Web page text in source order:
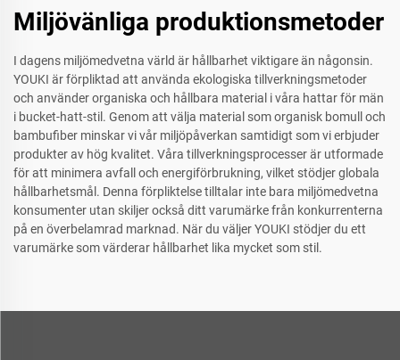
Miljövänliga produktionsmetoder
I dagens miljömedvetna värld är hållbarhet viktigare än någonsin.
YOUKI är förpliktad att använda ekologiska tillverkningsmetoder
och använder organiska och hållbara material i våra hattar för män
i bucket-hatt-stil. Genom att välja material som organisk bomull och
bambufiber minskar vi vår miljöpåverkan samtidigt som vi erbjuder
produkter av hög kvalitet. Våra tillverkningsprocesser är utformade
för att minimera avfall och energiförbrukning, vilket stödjer globala
hållbarhetsmål. Denna förpliktelse tilltalar inte bara miljömedvetna
konsumenter utan skiljer också ditt varumärke från konkurrenterna
på en överbelamrad marknad. När du väljer YOUKI stödjer du ett
varumärke som värderar hållbarhet lika mycket som stil.